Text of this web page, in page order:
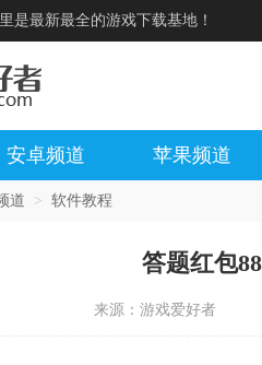
是最新最全的游戏下载基地！
安卓频道 苹果频道
道 > 软件教程
答题红包
来源：游戏爱好者